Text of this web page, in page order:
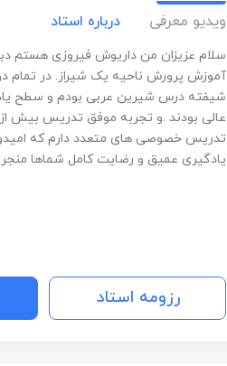
ویدیو معرفی درباره استاد
سلام عزیزان من داریوش فیروزی هستم
آموزش پرورش ناحیه یک شیراز. در تمام
شیفته درس شیرین عربی بودم و سطح
تدریس خصوصی های متعدد دارم که
یادگیری عمیق و رضایت کامل شماها
رزومه استاد